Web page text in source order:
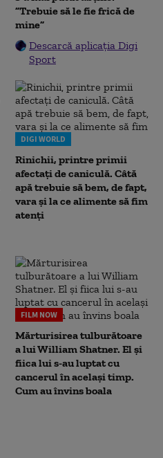
”Trebuie să le fie frică de
mine”
Descarcă aplicația Digi
Sport
DIGI WORLD
Rinichii, printre primii
afectați de caniculă. Câtă
apă trebuie să bem, de fapt,
vara și la ce alimente să fim
atenți
FILM NOW
Mărturisirea tulburătoare
a lui William Shatner. El și
fiica lui s-au luptat cu
cancerul în același timp.
Cum au învins boala